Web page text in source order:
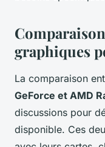
graphiques
La comparaison
GeForce et AMD
discussions pour
disponible. Ces